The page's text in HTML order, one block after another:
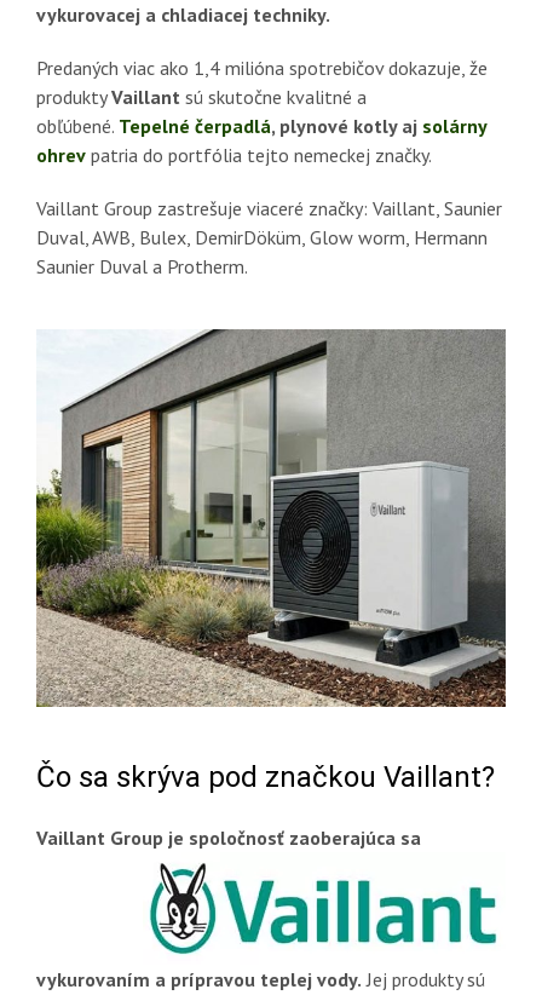
vykurovacej a chladiacej techniky.
Predaných viac ako 1,4 milióna spotrebičov dokazuje, že
produktyVaillant sú skutočne kvalitné a
obľúbené. Tepelné čerpadlá, plynové kotly aj solárny
ohrevpatria do portfólia tejto nemeckej značky.
Vaillant Group zastrešuje viaceré značky: Vaillant, Saunier
Duval, AWB, Bulex, DemirDöküm, Glow worm, Hermann
Saunier Duval a Protherm.
Čo sa skrýva pod značkou Vaillant?
Vaillant Group je spoločnosť zaoberajúca sa
vykurovaním a prípravou teplej vody. Jej produkty sú